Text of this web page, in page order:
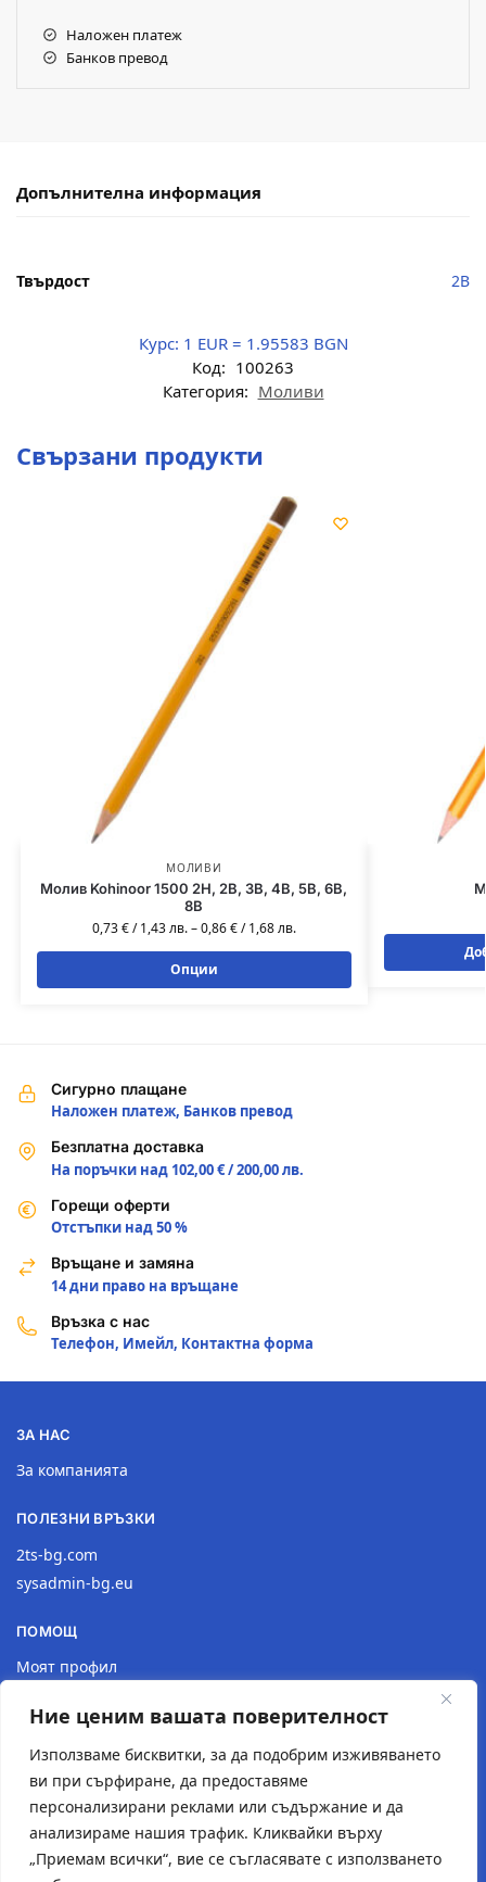
Ние ценим вашата поверителност
Използваме бисквитки, за да подобрим изживяването
ви при сърфиране, да предоставяме
персонализирани реклами или съдържание и да
анализираме нашия трафик. Кликвайки върху
„Приемам всички“, вие се съгласявате с използването
Наложен платеж
Банков превод
Допълнителна информация
Твърдост 2B
Курс: 1 EUR = 1.95583 BGN
Код: 100263
Категория: Моливи
Свързани продукти
МОЛИВИ
Молив Kohinoor 1500 2H, 2B, 3B, 4B, 5B, 6B,
8B
0,73€/1,43лв.–0,86€/1,68лв.
Опции
Сигурно плащане
Наложен платеж, Банков превод
Безплатна доставка
На поръчки над 102,00 € / 200,00 лв.
Горещи оферти
Отстъпки над 50 %
Връщане и замяна
14 дни право на връщане
Връзка с нас
Телефон, Имейл, Контактна форма
ЗА НАС
За компанията
ПОЛЕЗНИ ВРЪЗКИ
2ts-bg.com
sysadmin-bg.eu
ПОМОЩ
Моят профил
Връщане на продукт
Политика за поверителност
Местоположение
Контактна форма